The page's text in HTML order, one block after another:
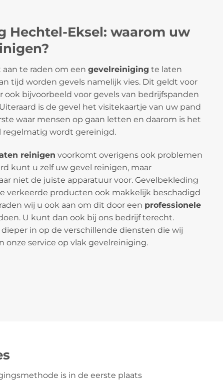
Hechtel-Eksel: waarom uw
te raden om een gevelreiniging te laten
tijd worden gevels namelijk vies. Dit geldt voor
ook bijvoorbeeld voor gevels van bedrijfspanden
is de gevel het visitekaartje van uw pand
waar mensen op gaan letten en daarom is het
regelmatig wordt gereinigd.
reinigen voorkomt overigens ook problemen
kunt u zelf uw gevel reinigen, maar
niet de juiste apparatuur voor. Gevelbekleding
verkeerde producten ook makkelijk beschadigd
wij u ook aan om dit door een professionele
U kunt dan ook bij ons bedrijf terecht.
in op de verschillende diensten die wij
onze service op vlak gevelreiniging.
is in de eerste plaats